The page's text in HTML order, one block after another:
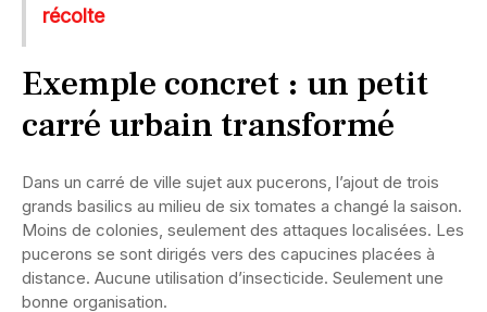
récolte
Exemple concret : un petit
carré urbain transformé
Dans un carré de ville sujet aux pucerons, l’ajout de trois
grands basilics au milieu de six tomates a changé la saison.
Moins de colonies, seulement des attaques localisées. Les
pucerons se sont dirigés vers des capucines placées à
distance. Aucune utilisation d’insecticide. Seulement une
bonne organisation.